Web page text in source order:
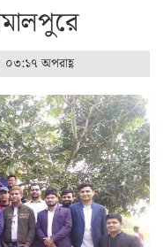
০৩:১৭ অপরাহ্ণ